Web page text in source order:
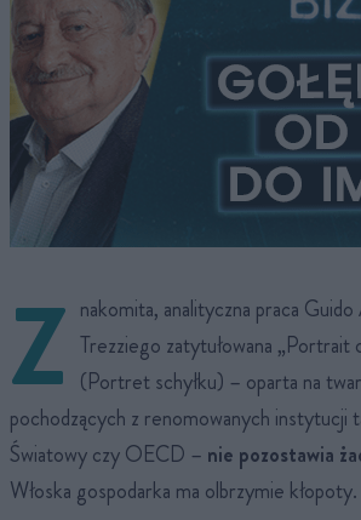
Z nakomita, analityczna praca
Trezziego zatytułowana „Portrait
(Portret schyłku) – oparta na
pochodzących z renomowanych instytucji
Światowy czy OECD – nie pozostawia
Włoska gospodarka ma olbrzymie kłopoty.